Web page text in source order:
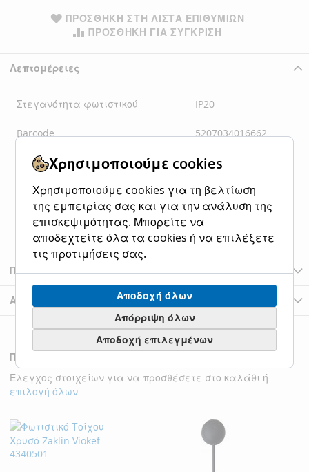
ΠΡΟΣΘΉΚΗ ΣΤΗ ΛΊΣΤΑ ΕΠΙΘΥΜΙΏΝ
ΠΡΟΣΘΉΚΗ ΓΙΑ ΣΎΓΚΡΙΣΗ
Λεπτομέρειες
Στεγανότητα φωτιστικού IP20
Barcode 5207034016662
Διαστάσεις Συσκευασίας 23*21*24
Διαστάσεις Φωτιστικού 22*21*35
Βάρος Συνολικό Πακέτου 2
Περισσότερες Πληροφορίες
Αξιολογήσεις
Προιόντα της Κατηγοριάς
Έλεγχος στοιχείων για να προσθέσετε στο καλάθι ή
επιλογή όλων
Χρησιμοποιούμε cookies
Χρησιμοποιούμε cookies για τη βελτίωση
της εμπειρίας σας και για την ανάλυση της
επισκεψιμότητας. Μπορείτε να
αποδεχτείτε όλα τα cookies ή να επιλέξετε
τις προτιμήσεις σας.
Αποδοχή όλων
Απόρριψη όλων
Αποδοχή επιλεγμένων